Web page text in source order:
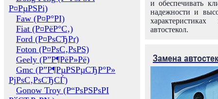
Р¤РµРЅРі)
Faw (Р¤Р°РІ)
Fiat (Р¤РёР°С‚)
Ford (Р¤РѕСЂРґ)
Foton (Р¤РѕС‚РѕРЅ)
Geely (Р”Р¶РёР»Рё)
Gmc (Р”Р¶РµРЅРµСЂР°Р»
РјРѕС‚РѕСЂСЃ)
Gonow Troy (Р“РѕРЅРѕРІ
и обеспечивать
надежности и
автостекол.
Замена